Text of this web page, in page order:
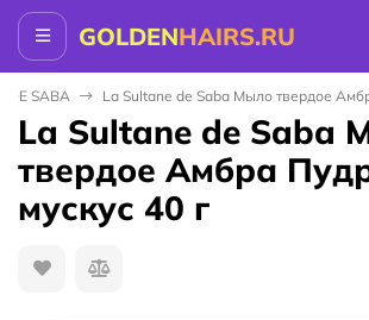
GOLDENHAIRS.RU
DE SABA La Sultane de Saba Мыло твердое
La Sultane de Saba
твердое Амбра
мускус 40 г